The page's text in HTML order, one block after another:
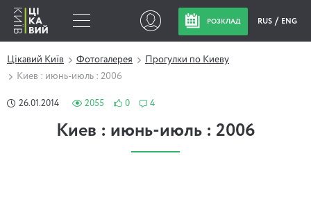
РОЗКЛАД RUS ENG
Цікавий Київ Фотогалерея
Прогулки по Киеву
Киев : июнь-июль : 2006
26.01.2014 2055 0 4
Киев : июнь-июль : 2006